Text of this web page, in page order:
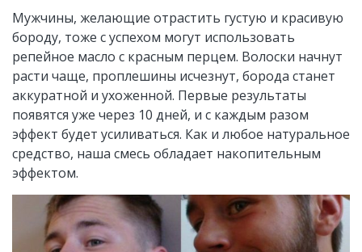
Мужчины, желающие отрастить густую и красивую
бороду, тоже с успехом могут использовать
репейное масло с красным перцем. Волоски начнут
расти чаще, проплешины исчезнут, борода станет
аккуратной и ухоженной. Первые результаты
появятся уже через 10 дней, и с каждым разом
эффект будет усиливаться. Как и любое натуральное
средство, наша смесь обладает накопительным
эффектом.